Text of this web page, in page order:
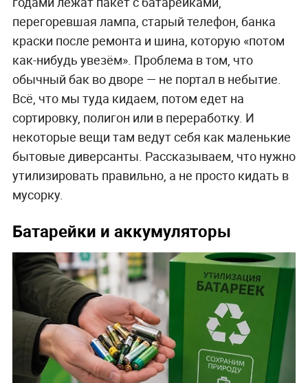
перегоревшая лампа, старый телефон, банка
краски после ремонта и шина, которую «потом
как-нибудь увезём». Проблема в том, что
обычный бак во дворе — не портал в небытие.
Всё, что мы туда кидаем, потом едет на
сортировку, полигон или в переработку. И
некоторые вещи там ведут себя как маленькие
бытовые диверсанты. Рассказываем, что нужно
утилизировать правильно, а не просто кидать в
мусорку.
Батарейки и аккумуляторы